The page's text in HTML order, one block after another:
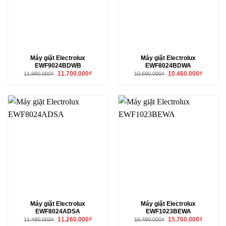
Máy giặt Electrolux
EWF9024BDWB
11.990.000₫ Giá
11.700.000₫Giá
11.700.000₫.
Máy giặt Electrolux
EWF8024BDWA
10.690.000₫ Giá
10.460.000₫Giá
Máy giặt Electrolux
EWF8024ADSA
11.490.000₫ Giá
11.260.000₫Giá
Máy giặt Electrolux
EWF1023BEWA
16.490.000₫ Giá
15.760.000₫Giá